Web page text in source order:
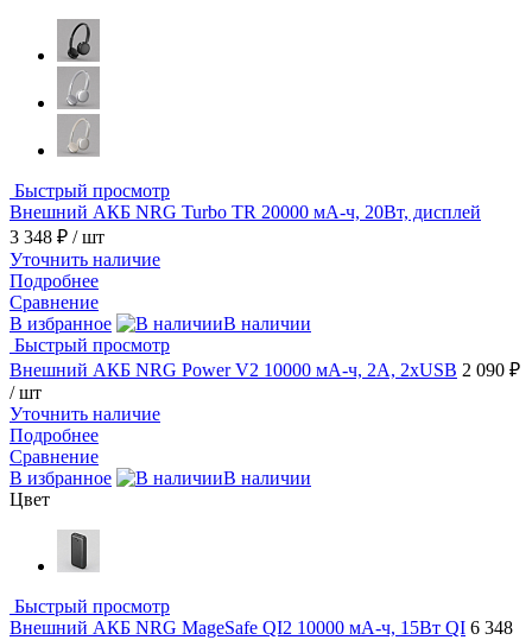
Быстрый просмотр
Внешний АКБ NRG Turbo TR 20000 мА-ч, 20Вт, дисплей
3 348 ₽ / шт
Уточнить наличие
Подробнее
Сравнение
В избранное
В наличии
Быстрый просмотр
Внешний АКБ NRG Power V2 10000 мА-ч, 2A, 2xUSB 2 090 ₽
/ шт
Уточнить наличие
Подробнее
Сравнение
В избранное
В наличии
Цвет
Быстрый просмотр
Внешний АКБ NRG MageSafe QI2 10000 мА-ч, 15Вт QI 6 348